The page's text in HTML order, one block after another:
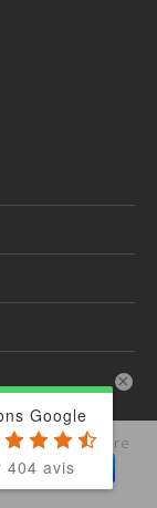
Référencement
la meilleure
Je refuse
Google
404 avis
×